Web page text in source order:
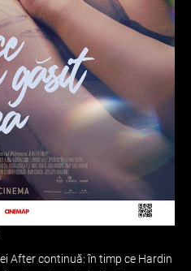
After continuă: în timp ce Hardin